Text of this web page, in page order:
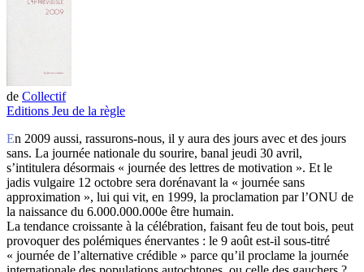
de Collectif
Editions Jeu de la règle
En 2009 aussi, rassurons-nous, il y aura des jours avec et des jours
sans. La journée nationale du sourire, banal jeudi 30 avril,
s’intitulera désormais « journée des lettres de motivation ». Et le
jadis vulgaire 12 octobre sera dorénavant la « journée sans
approximation », lui qui vit, en 1999, la proclamation par l’ONU de
la naissance du 6.000.000.000e être humain.
La tendance croissante à la célébration, faisant feu de tout bois, peut
provoquer des polémiques énervantes : le 9 août est-il sous-titré
« journée de l’alternative crédible » parce qu’il proclame la journée